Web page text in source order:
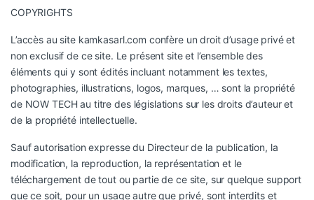
COPYRIGHTS
L’accès au site kamkasarl.com confère un droit d’usage privé et
non exclusif de ce site. Le présent site et l’ensemble des
éléments qui y sont édités incluant notamment les textes,
photographies, illustrations, logos, marques, … sont la propriété
de NOW TECH au titre des législations sur les droits d’auteur et
de la propriété intellectuelle.
Sauf autorisation expresse du Directeur de la publication, la
modification, la reproduction, la représentation et le
téléchargement de tout ou partie de ce site, sur quelque support
que ce soit, pour un usage autre que privé, sont interdits et